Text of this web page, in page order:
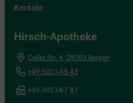
Kontakt
Hirsch-Apotheke
Celler Str. 4, 29303 Bergen
+49-5051/45 43
+49-5051/67 87